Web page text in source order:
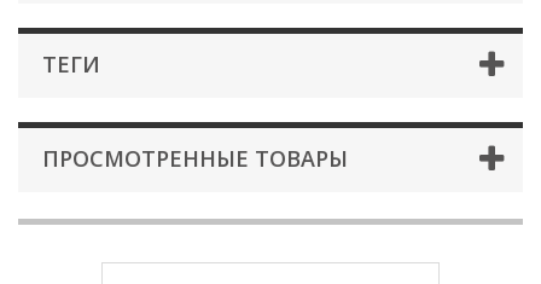
ТЕГИ
ПРОСМОТРЕННЫЕ ТОВАРЫ